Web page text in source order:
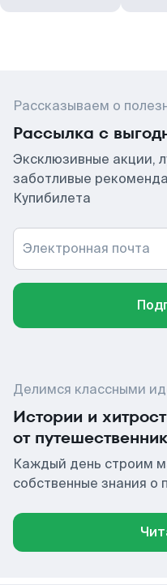
Рассказываем о
Рассылка с
Эксклюзивные акции,
заботливые
Купибилета
Электронная почта
Делимся классными
Истории и
от
Каждый день строим
собственные знания о